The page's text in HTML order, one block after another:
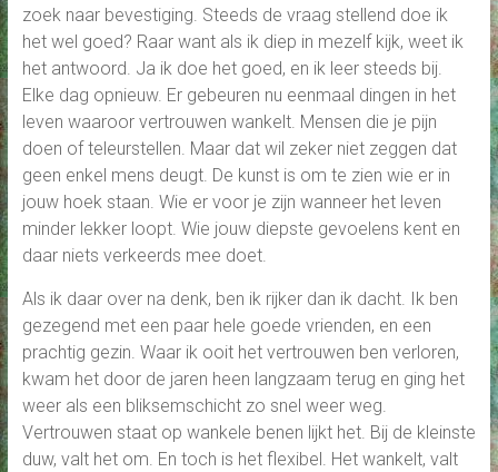
zoek naar bevestiging. Steeds de vraag stellend doe ik
het wel goed? Raar want als ik diep in mezelf kijk, weet ik
het antwoord. Ja ik doe het goed, en ik leer steeds bij.
Elke dag opnieuw. Er gebeuren nu eenmaal dingen in het
leven waaroor vertrouwen wankelt. Mensen die je pijn
doen of teleurstellen. Maar dat wil zeker niet zeggen dat
geen enkel mens deugt. De kunst is om te zien wie er in
jouw hoek staan. Wie er voor je zijn wanneer het leven
minder lekker loopt. Wie jouw diepste gevoelens kent en
daar niets verkeerds mee doet.
Als ik daar over na denk, ben ik rijker dan ik dacht. Ik ben
gezegend met een paar hele goede vrienden, en een
prachtig gezin. Waar ik ooit het vertrouwen ben verloren,
kwam het door de jaren heen langzaam terug en ging het
weer als een bliksemschicht zo snel weer weg.
Vertrouwen staat op wankele benen lijkt het. Bij de kleinste
duw, valt het om. En toch is het flexibel. Het wankelt, valt